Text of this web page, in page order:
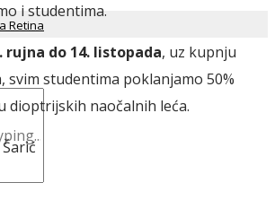
Retina
i studentima.
rujna do 14. listopada, uz kupnju
studentima poklanjamo 50%
dioptrijskih naočalnih leća.